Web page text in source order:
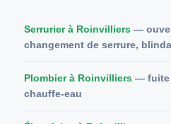
Serrurier à Roinvilliers —
changement de serrure,
Plombier à Roinvilliers — fuite
chauffe-eau